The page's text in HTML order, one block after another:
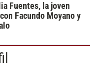
Fuentes, la joven
Facundo Moyano y